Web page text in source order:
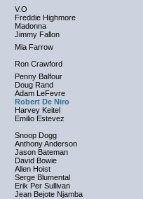
V.O
Freddie Highmore
Madonna
Jimmy Fallon
Mia Farrow
Ron Crawford
Penny Balfour
Doug Rand
Adam LeFevre
Robert De Niro
Harvey Keitel
Emilio Estevez
Snoop Dogg
Anthony Anderson
Jason Bateman
David Bowie
Allen Hoist
Serge Blumental
Erik Per Sullivan
Jean Bejote Njamba